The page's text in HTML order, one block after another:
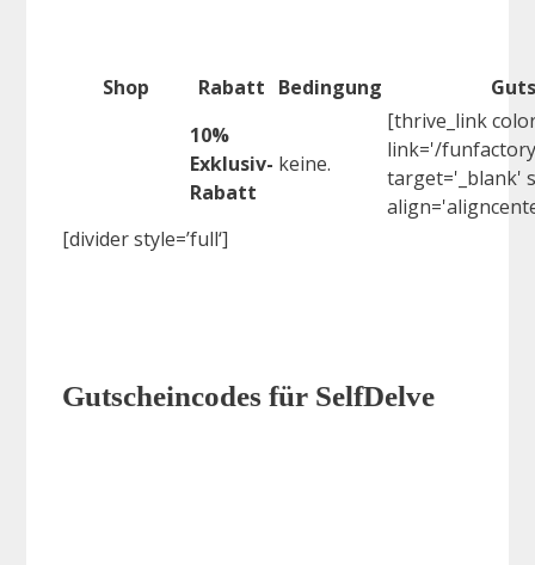
Shop Rabatt Bedingung
10%
Exklusiv-
Rabatt
keine.
[thrive_link
link='/
target='_blank'
[divider style=’full‘]
Gutscheincodes für SelfDelve